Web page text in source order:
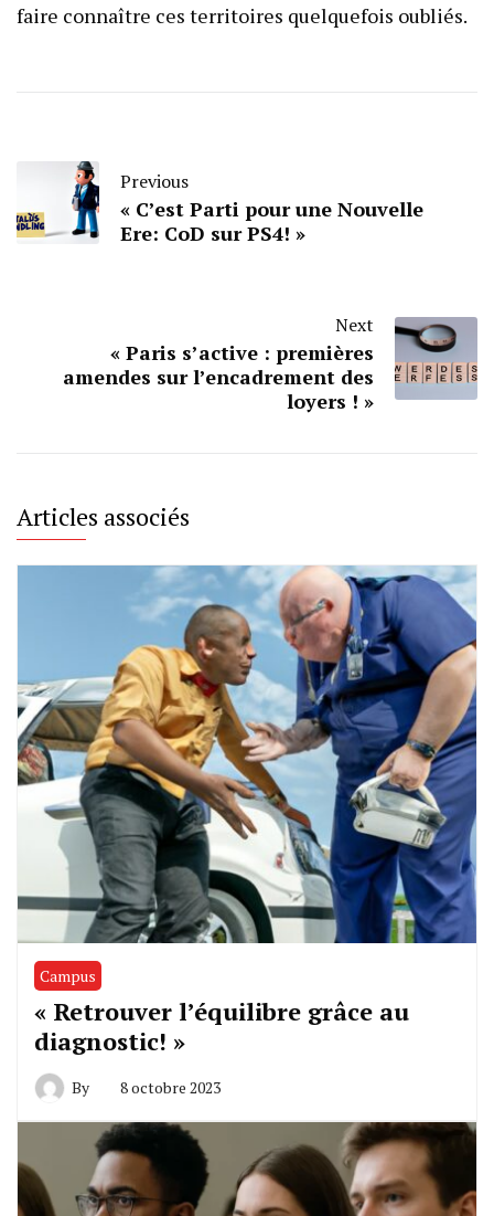
faire connaître ces territoires quelquefois oubliés.
Previous
« C’est Parti pour une Nouvelle
Ere: CoD sur PS4! »
Next
« Paris s’active : premières
amendes sur l’encadrement des
loyers ! »
Articles associés
Campus
« Retrouver l’équilibre grâce au
diagnostic! »
By 8 octobre 2023